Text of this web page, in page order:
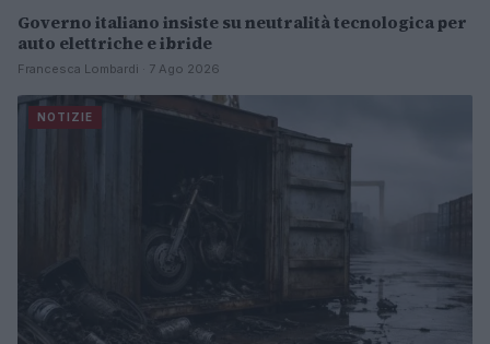
Governo italiano insiste su neutralità tecnologica per
auto elettriche e ibride
Francesca Lombardi · 7 Ago 2026
NOTIZIE